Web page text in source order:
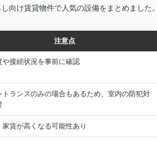
向け賃貸物件で人気の設備をまとめました
注意点
や接続状況を事前に確認
トランスのみの場合もあるため、室内の防犯対
家賃が高くなる可能性あり